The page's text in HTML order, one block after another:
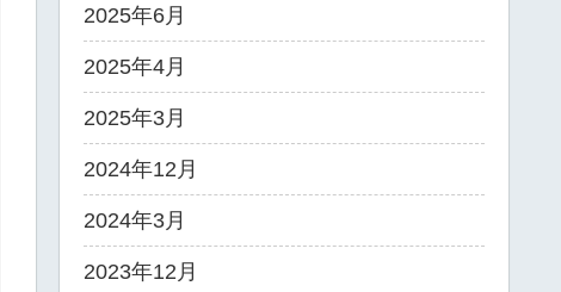
2025年6月
2025年4月
2025年3月
2024年12月
2024年3月
2023年12月